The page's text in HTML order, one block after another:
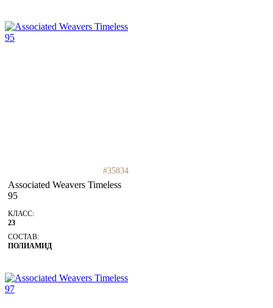
#35834
Associated Weavers Timeless
95
КЛАСС:
23
СОСТАВ:
ПОЛИАМИД